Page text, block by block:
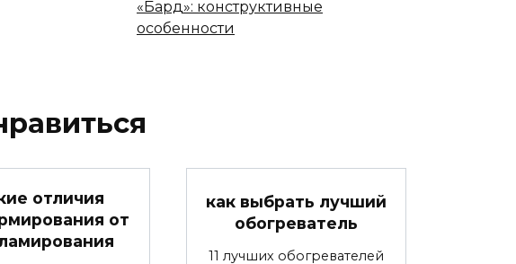
«Бард»: конструктивные
особенности
отличия
от
как выбрать лучший
обогреватель
11 лучших обогревателей